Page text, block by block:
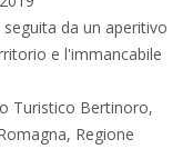
da un aperitivo
e l'immancabile
Turistico Bertinoro,
Regione